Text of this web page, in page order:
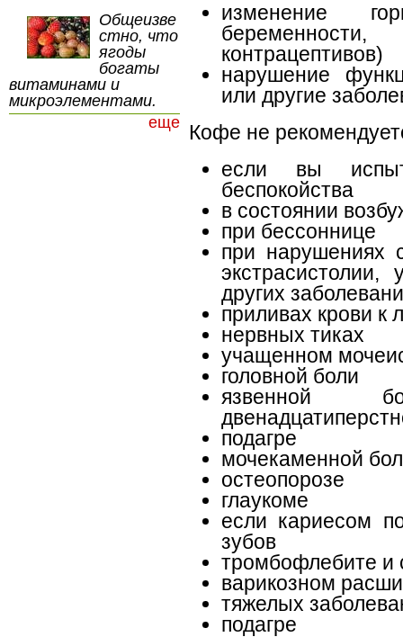
изменение
контрацептивов)
нарушение
или другие
Кофе не
если вы
беспокойства
в состоянии
при бессоннице
при нарушениях
других
приливах крови к
нервных тиках
учащенном
головной боли
язвенной
подагре
мочекаменной
остеопорозе
глаукоме
если кариесом
зубов
тромбофлебите и
варикозном
тяжелых
подагре
Общеизве
стно, что
ягоды
богаты
витаминами и
микроэлементами.
еще